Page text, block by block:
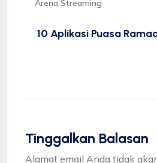
Arena Streaming
10 Aplikasi Puasa
Tinggalkan Balasan
Alamat email Anda tidak